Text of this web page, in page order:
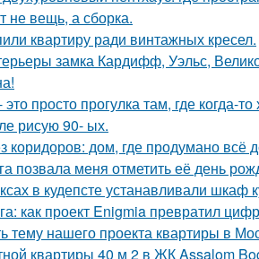
не вещь, а сборка.
квартиру ради винтажных кресел.
замка Кардифф, Уэльс,
это просто прогулка там, где когда-
рисую 90- ых.
коридоров: дом, где продумано всё
позвала меня отметить её день
в кудепсте устанавливали шкаф
как проект Enigmia превратил
тему нашего проекта квартиры в
квартиры 40 м 2 в ЖК Assalom